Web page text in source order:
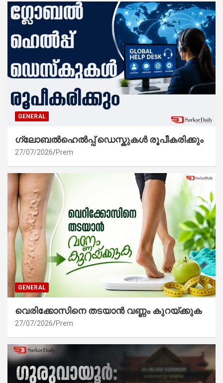
GENERAL
ഗ്ലോബൽഹെൽപ്പ് ഡെസ്കുകൾ രൂപീകരിക്കും
27/07/2026 Prem
GENERAL
വെരിക്കോസിനെ തടയാൻ വണ്ണം കുറയ്ക്കുക
27/07/2026 Prem